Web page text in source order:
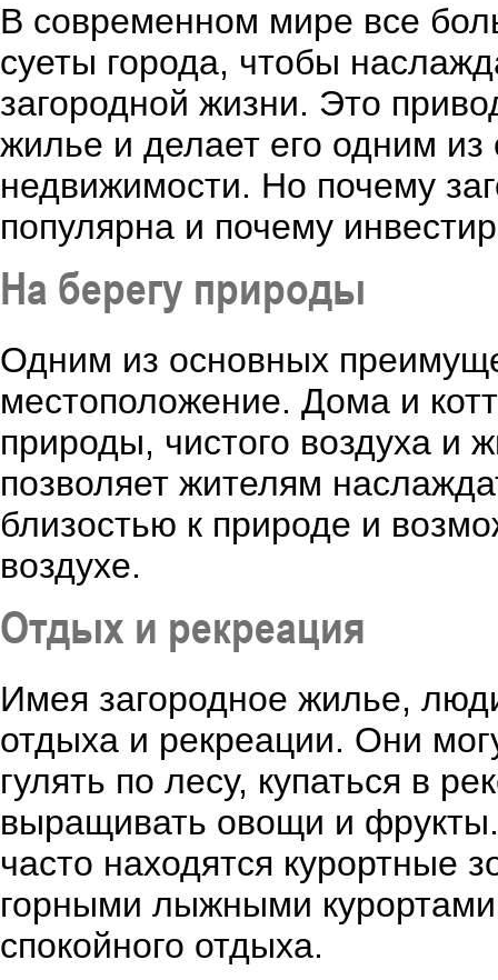
В современном мире все
суеты города, чтобы
загородной жизни. Это
жилье и делает его одним
недвижимости. Но почему
популярна и почему
На берегу природы
Одним из основных
местоположение. Дома и
природы, чистого воздуха и
позволяет жителям
близостью к природе и
воздухе.
Отдых и рекреация
Имея загородное жилье,
отдыха и рекреации. Они
гулять по лесу, купаться в
выращивать овощи и
часто находятся курортные
горными лыжными
спокойного отдыха.